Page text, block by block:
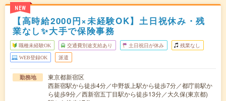
NEW
【高時給2000円×未経験OK】土日祝休み・残
業なし✨大手で保険事務
職種未経験OK 交通費別途支給あり 土日祝日が休み 残業なし
WEB登録OK 派遣
勤務地
東京都新宿区
西新宿駅から徒歩4分／中野坂上駅から徒歩7分／都庁前駅か
ら徒歩9分／西新宿五丁目駅から徒歩13分／大久保(東京都)